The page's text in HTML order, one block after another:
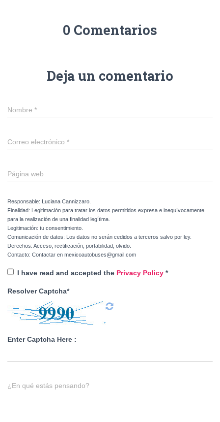
0 Comentarios
Deja un comentario
Nombre *
Correo electrónico *
Página web
Responsable: Luciana Cannizzaro.
Finalidad: Legitimación para tratar los datos permitidos expresa e inequívocamente
para la realización de una finalidad legítima.
Legitimación: tu consentimiento.
Comunicación de datos: Los datos no serán cedidos a terceros salvo por ley.
Derechos: Acceso, rectificación, portabilidad, olvido.
Contacto: Contactar en mexicoautobuses@gmail.com
I have read and accepted the Privacy Policy *
Resolver Captcha*
Enter Captcha Here :
¿En qué estás pensando?